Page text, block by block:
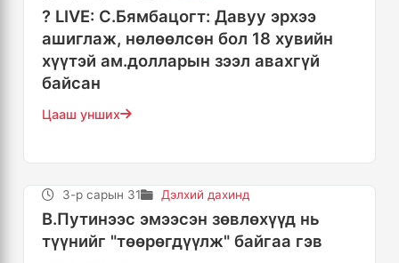
? LIVE: С.Бямбацогт: Давуу эрхээ
ашиглаж, нөлөөлсөн бол 18 хувийн
хүүтэй ам.долларын зээл авахгүй
байсан
Цааш унших
3-р сарын 31 Дэлхий дахинд
В.Путинээс эмээсэн зөвлөхүүд нь
түүнийг "төөрөгдүүлж" байгаа гэв